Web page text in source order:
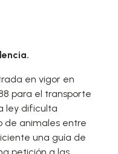
en vigor en
para el transporte
ley dificulta
de animales entre
una guía de